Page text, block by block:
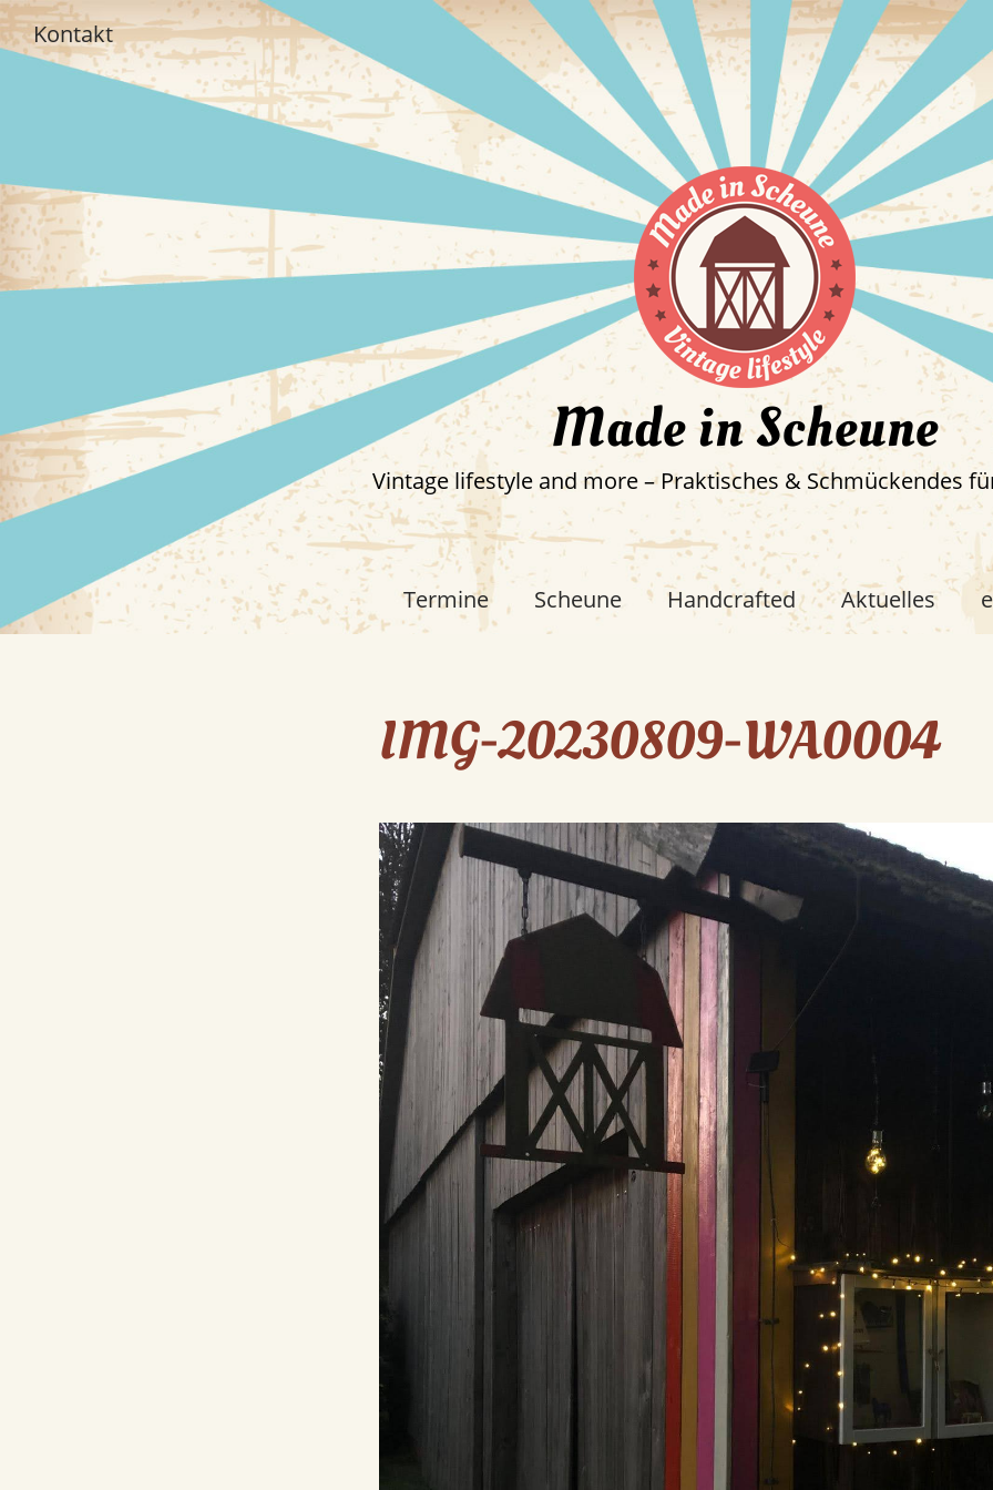
Kontakt
Made in Scheune
Vintage lifestyle and more – Praktisches & Schmückendes
Termine Scheune Handcrafted Aktuelles
IMG-20230809-WA0004